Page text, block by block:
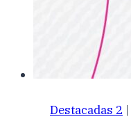
Destacadas 2 |